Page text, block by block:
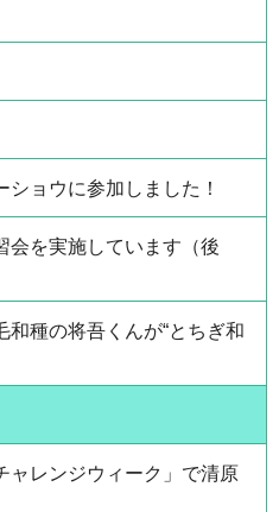
ョウに参加しました！
会を実施しています（後
和種の将吾くんが“とちぎ和
ャレンジウィーク」で清原